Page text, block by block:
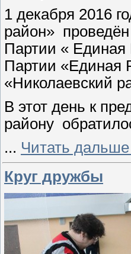
1 декабря 2016
район»
Партии « Единая
Партии «Единая
«Николаевский
В этот день к
району
... Читать
Круг дружбы